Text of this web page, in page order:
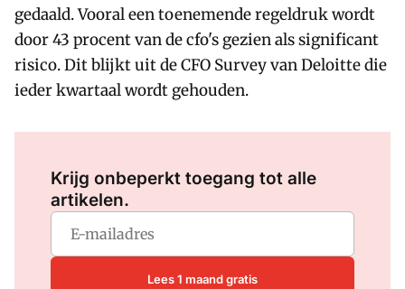
gedaald. Vooral een toenemende regeldruk wordt
door 43 procent van de cfo's gezien als significant
risico. Dit blijkt uit de CFO Survey van Deloitte die
ieder kwartaal wordt gehouden.
Krijg onbeperkt toegang tot alle
artikelen.
Lees 1 maand gratis